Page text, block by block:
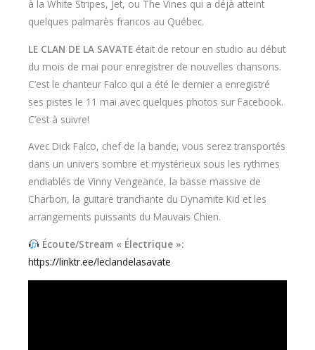
à la White Stripes, Jet, ou The Vines qui a déjà atteint
quelques palmarès francos au Québec.
LE CLAN DE LA SAVATE était de retour en studio au début
du mois de mai pour enregistrer de nouvelles chansons.
C’est le chanteur Falco qui a été le dernier a enregistré
ses pistes le 11 mai avec quelques photos sur Facebook.
C’est à suivre!
Avec Dick Falco, chef de la bande, vous serez transportés
dans un univers sombre et mystérieux sous les rythmes
endiablés de Vinny Vengeance, la basse massive de
Charbon, la guitare tranchante du Dynamite Kid et les
arrangements puissants du Mauvais Chien.
Écoute/Stream « Électrique »:
https://linktr.ee/leclandelasavate